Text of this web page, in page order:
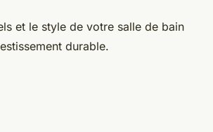
et le style de votre salle de bain
durable.